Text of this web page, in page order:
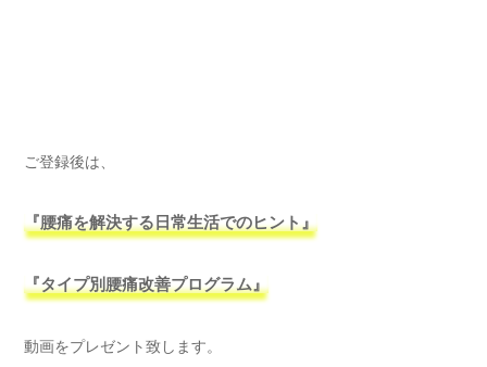
ご登録後は、
『腰痛を解決する日常生活でのヒント』
『タイプ別腰痛改善プログラム』
動画をプレゼント致します。